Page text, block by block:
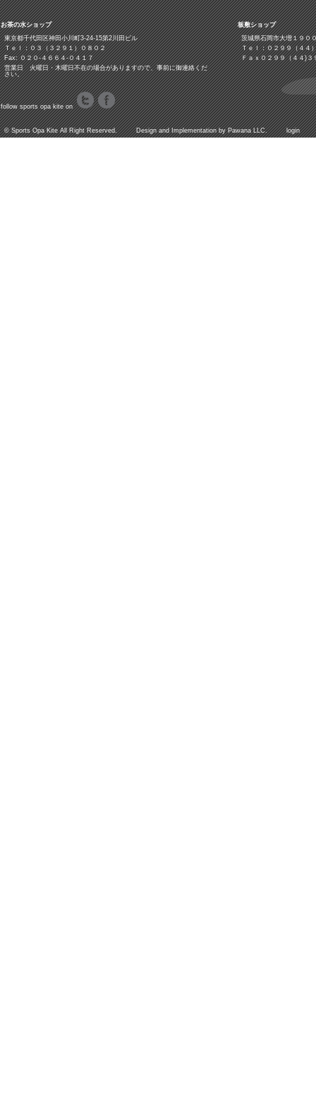
お茶の水ショップ
東京都千代田区神田小川町3‐24‐15第2川田ビル
Ｔｅｌ：０３（３２９１）０８０２
Fax: ０２０-４６６４-０４１７
営業日 火曜日・木曜日不在の場合がありますので、事前に御連絡くだ
さい。
follow sports opa kite on
板敷ショップ
茨城県石岡市大増１９０
Ｔｅｌ：０２９９（４４
Ｆａｘ０２９９（４４)３
©Sports Opa KiteAll Right Reserved. Design and Implementation byPawana LLC. login